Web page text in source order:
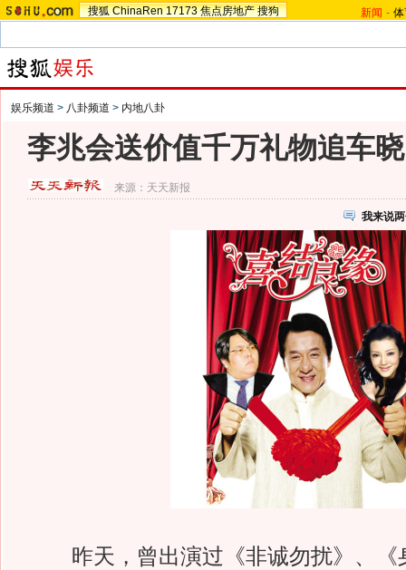
搜狐 ChinaRen 17173 焦点房地产 搜狗 新闻 -
娱乐频道 > 八卦频道 > 内地八卦
李兆会送价值千万礼物追车
来源： 天天新报
我来说
昨天，曾出演过《非诚勿扰》、《